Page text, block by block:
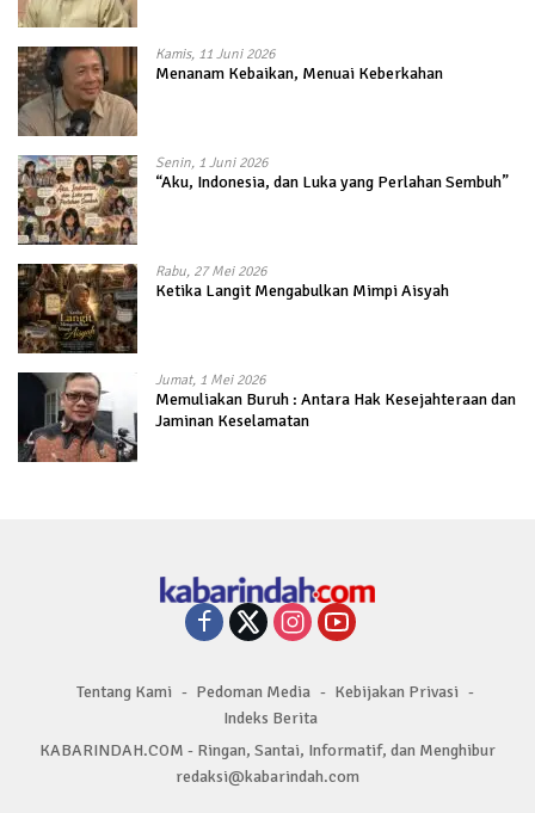
Kamis, 11 Juni 2026
Menanam Kebaikan, Menuai Keberkahan
Senin, 1 Juni 2026
“Aku, Indonesia, dan Luka yang Perlahan Sembuh”
Rabu, 27 Mei 2026
Ketika Langit Mengabulkan Mimpi Aisyah
Jumat, 1 Mei 2026
Memuliakan Buruh : Antara Hak Kesejahteraan dan
Jaminan Keselamatan
Tentang Kami Pedoman Media
Kebijakan Privasi
Indeks Berita
KABARINDAH.COM - Ringan, Santai, Informatif, dan Menghibur
redaksi@kabarindah.com